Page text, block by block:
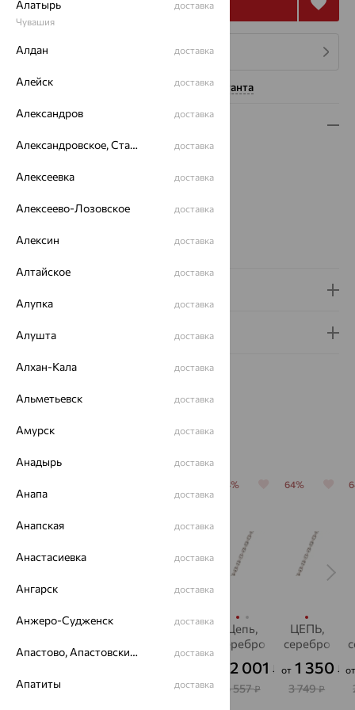
₽
Нужна помощь консультанта
3.93
Плетение:якорное
Проба:925
Вид покрытия:
Гарантия и возврат
Похожие изделия
Цепь,
4 154₽
Цепь,
SOKOLOV
Цепь,
4 112₽
64%
Цепь,
серебро
2 001 ₽
5 557₽
64%
ЦЕПЬ,
серебро
от 1 350 ₽
3 749₽
Алатырь
Чувашия
доставка
Алдан доставка
Алейск доставка
Александров доставка
Александровское, Ставропольский край доставка
Алексеевка доставка
Алексеево-Лозовское доставка
Алексин доставка
Алтайское доставка
Алупка доставка
Алушта доставка
Алхан-Кала доставка
Альметьевск доставка
Амурск доставка
Анадырь доставка
Анапа доставка
Анапская доставка
Анастасиевка доставка
Ангарск доставка
Анжеро-Судженск доставка
Апастово, Апастовский район доставка
Апатиты доставка